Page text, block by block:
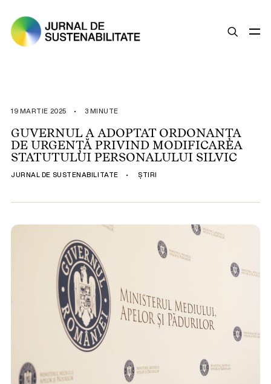
ȘTIRI
OPINII
ESG
COMPANII SUSTENABILE
19 MARTIE 2025 • 3 MINUTE
GUVERNUL A ADOPTAT ORDONANȚA
DE URGENȚĂ PRIVIND MODIFICAREA
STATUTULUI PERSONALULUI SILVIC
JURNAL DE SUSTENABILITATE • ȘTIRI